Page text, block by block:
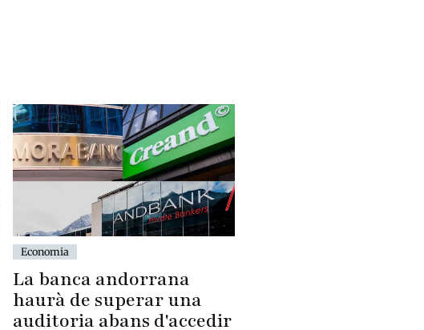
Economia
La banca andorrana
haurà de superar una
auditoria abans d'accedir